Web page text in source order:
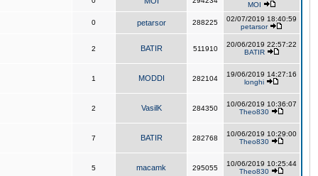
MOI
0 petarsor 288225
02/07/2019 18:40:59
petarsor
2 BATIR 511910
20/06/2019 22:57:22
BATIR
1 MODDI 282104
19/06/2019 14:27:16
longhi
2 VasilK 284350
10/06/2019 10:36:07
Theo830
7 BATIR 282768
10/06/2019 10:29:00
Theo830
5 macamk 295055
10/06/2019 10:25:44
Theo830